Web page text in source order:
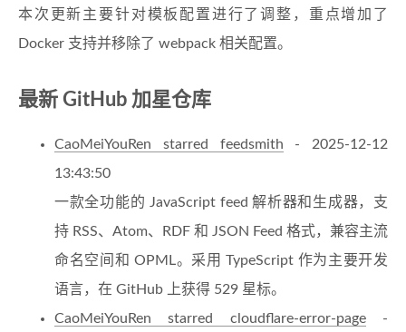
本次更新主要针对模板配置进行了调整，重点增加了
Docker 支持并移除了 webpack 相关配置。
最新 GitHub 加星仓库
CaoMeiYouRen starred feedsmith - 2025-12-12
13:43:50
一款全功能的 JavaScript feed 解析器和生成器，支
持 RSS、Atom、RDF 和 JSON Feed 格式，兼容主流
命名空间和 OPML。采用 TypeScript 作为主要开发
语言，在 GitHub 上获得 529 星标。
CaoMeiYouRen starred cloudflare-error-page-